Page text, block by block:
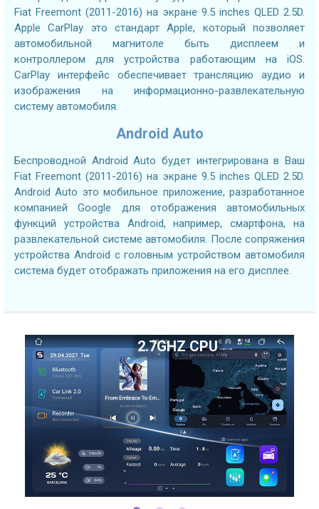
Fiat Freemont (2011-2016) на экране 9.5 inches QLED 2.5D.
Apple CarPlay это стандарт Apple, который позволяет
автомобильной магнитоле быть дисплеем и
контроллером для устройства работающим на iOS.
CarPlay интерфейс обеспечивает трансляцию аудио и
изображения на информационно-развлекательную
систему автомобиля.
Android Auto
Беспроводной Android Auto будет интегрирована в Ваш
Fiat Freemont (2011-2016) на экране 9.5 inches QLED 2.5D.
Android Auto это мобильное приложение, разработанное
компанией Google для отображения автомобильных
функций устройства Android, например, смартфона, на
развлекательной системе автомобиля. После сопряжения
устройства Android с головным устройством автомобиля
система будет отображать приложения на его дисплее.
2.7GHZ CPU